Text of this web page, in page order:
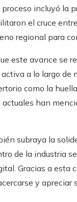
incluyó la
el cruce
regional para
este avance se
a lo largo de
como la
han
subraya la
de la industria
Gracias a esta
y apreciar